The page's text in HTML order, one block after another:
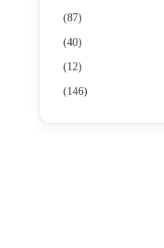
(87)
(40)
(12)
(146)